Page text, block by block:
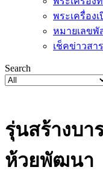
พระเครื่องเ
หมายเลขพั
เช็คข่าวสาร
Search
รุ่นสร้างบา
ห้วยพัฒนา